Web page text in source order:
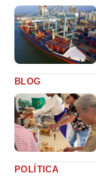
BLOG
POLÍTICA